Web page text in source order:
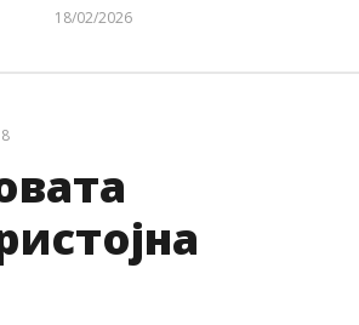
18/02/2026